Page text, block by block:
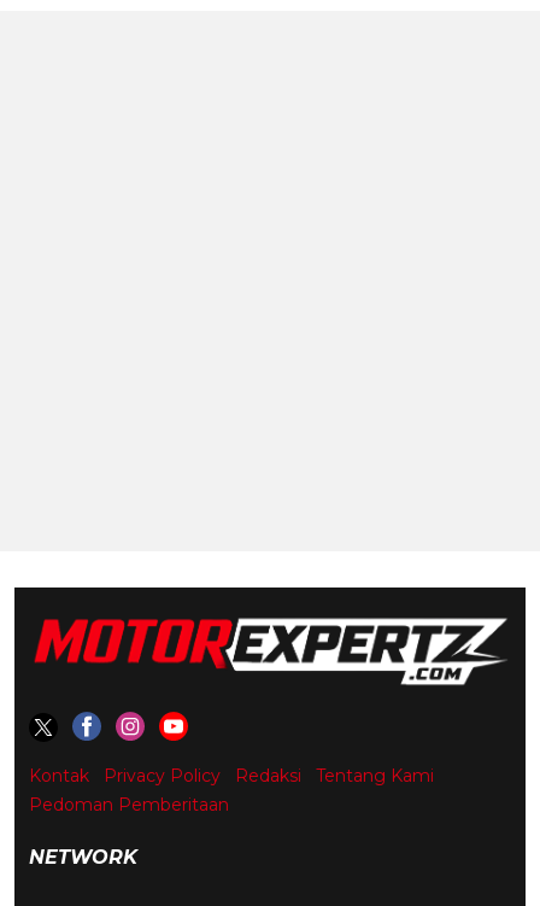
Kontak Privacy Policy Redaksi
Tentang Kami
Pedoman Pemberitaan
NETWORK